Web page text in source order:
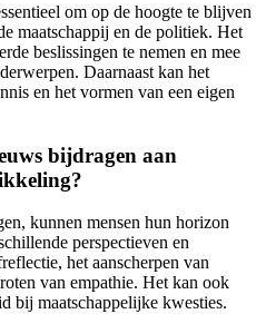
om op de hoogte te blijven
maatschappij en de politiek. Het
beslissingen te nemen en mee
Daarnaast kan het
en het vormen van een eigen
bijdragen aan
kunnen mensen hun horizon
perspectieven en
het aanscherpen van
van empathie. Het kan ook
bij maatschappelijke kwesties.